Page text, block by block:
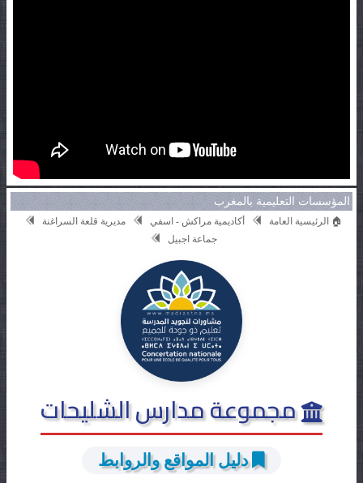
المؤسسات التعليمية بالمغرب
🏠 الرئيسية العامة أكاديمية مراكش - اسفي
مديرية قلعة السراغنة
جماعة اجبيل
مجموعة مدارس الشليحات
دليل المواقع والروابط